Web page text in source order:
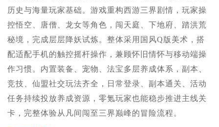
历史与海量玩家基础。游戏重构西游三界剧情，玩家操
控悟空、唐僧、龙女等角色，闯天庭、下地府、踏洪荒
秘境，完成层层降妖试炼。整体采用国风Q版美术，搭
配适配手机的触控摇杆操作，兼顾怀旧情怀与移动端操
作习惯。内置装备、宠物、法宝多层养成体系，副本、
竞技、仙盟社交玩法齐全，日常登录、副本通关、活动
任务持续投放养成资源，零氪玩家也能稳步推进主线关
卡，完整体验从凡间闯至三界巅峰的冒险流程。